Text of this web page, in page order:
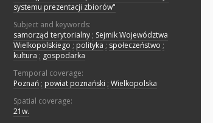
systemu prezentacji zbiorów"
Subject and keywords:
samorząd terytorialny ; Sejmik Województwa
Wielkopolskiego ; polityka ; społeczeństwo ;
kultura ; gospodarka
Temporal coverage:
Poznań ; powiat poznański ; Wielkopolska
Spatial coverage:
21w.